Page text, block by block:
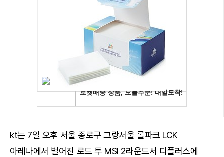
kt는 7일 오후 서울 종로구 그랑서울 롤파크 LCK
아레나에서 벌어진 로드 투 MSI 2라운드서 디플러스에